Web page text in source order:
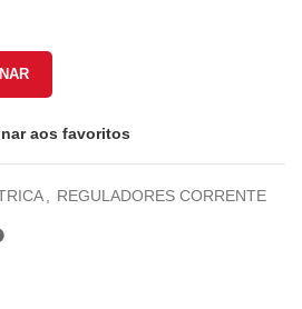
KAWASAKI GPZ500/ELEMINATOR
aos favoritos
REGULADORES CORRENTE